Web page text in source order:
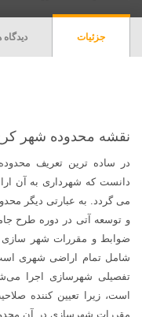
جزئیات دیدگاه
نقشه محدوده شهر
در ساده ترین تعریف
دانست که شهرداری به آن
می گردد. به عبارتی دیگر
و توسعه آتی در دوره طرح
ضوابط و مقررات شهر سازی
شامل تمام اراضی شهری
تفصیلی شهرسازی اجرا
است، زیرا تعیین کننده
مقررات شهرسازی در آن